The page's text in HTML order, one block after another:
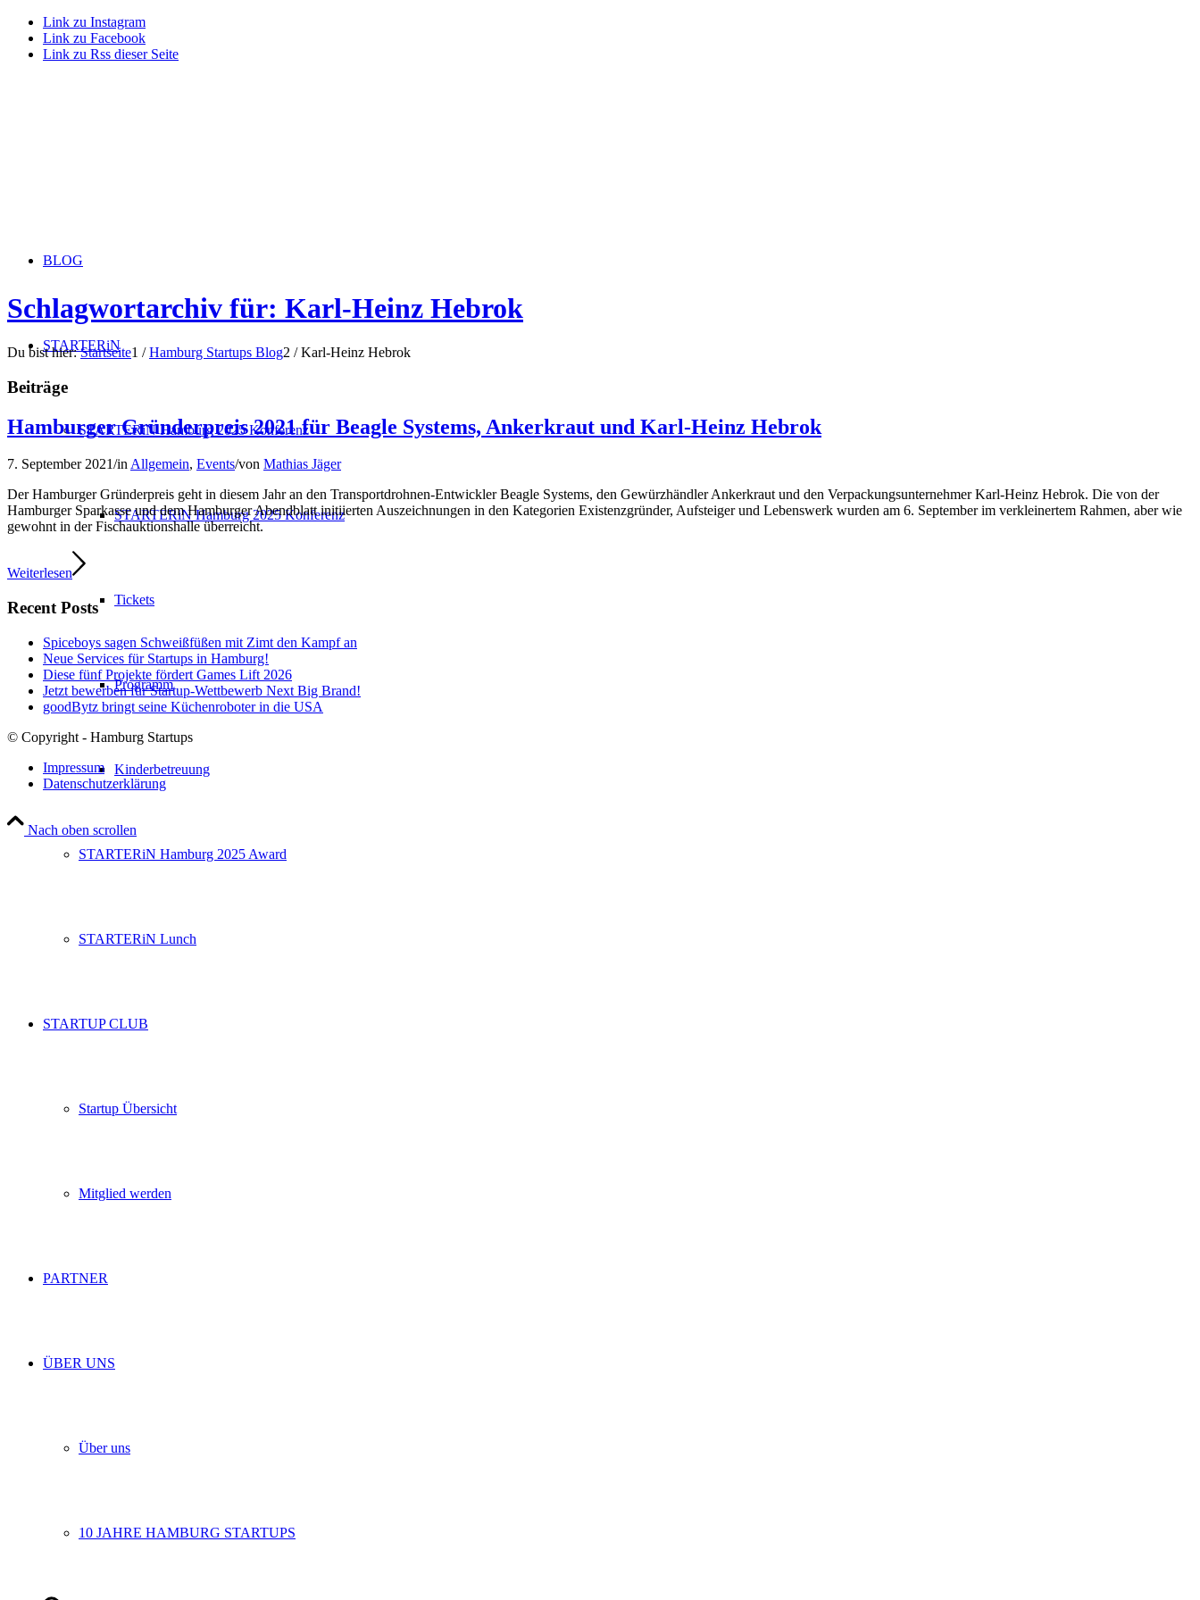
Link zu Instagram
Link zu Facebook
Link zu Rss dieser Seite
BLOG
STARTERiN
STARTERiN Hamburg 2025 Konferenz
STARTERiN Hamburg 2025 Konferenz
Tickets
Programm
Kinderbetreuung
STARTERiN Hamburg 2025 Award
STARTERiN Lunch
STARTUP CLUB
Startup Übersicht
Mitglied werden
PARTNER
ÜBER UNS
Über uns
10 JAHRE HAMBURG STARTUPS
Schlagwortarchiv für: Karl-Heinz Hebrok
Du bist hier: Startseite1 / Hamburg Startups Blog2 / Karl-Heinz Hebrok
Beiträge
Hamburger Gründerpreis 2021 für Beagle Systems, Ankerkraut und Karl-Heinz Hebrok
7. September 2021/inAllgemein, Events/von Mathias Jäger
Der Hamburger Gründerpreis geht in diesem Jahr an den Transportdrohnen-Entwickler Beagle Systems, den Gewürzhändler Ankerkraut und den Verpackungsunternehmer Karl-Heinz Hebrok. Die von der
Hamburger Sparkasse und dem Hamburger Abendblatt initiierten Auszeichnungen in den Kategorien Existenzgründer, Aufsteiger und Lebenswerk wurden am 6. September im verkleinertem Rahmen, aber wie
gewohnt in der Fischauktionshalle überreicht.
Weiterlesen
Recent Posts
Spiceboys sagen Schweißfüßen mit Zimt den Kampf an
Neue Services für Startups in Hamburg!
Diese fünf Projekte fördert Games Lift 2026
Jetzt bewerben für Startup-Wettbewerb Next Big Brand!
goodBytz bringt seine Küchenroboter in die USA
© Copyright - Hamburg Startups
Impressum
Datenschutzerklärung
Nach oben scrollen